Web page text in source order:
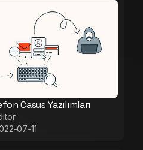
Casus Yazılımları
07-11